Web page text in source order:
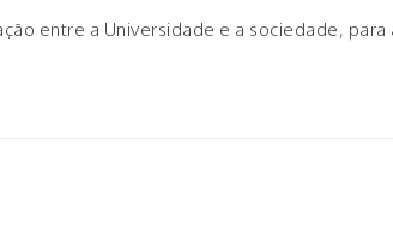
entre a Universidade e a sociedade,